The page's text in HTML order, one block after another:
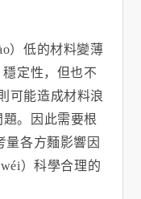
）低的材料變薄
定性，但也不
可能造成材料浪
。因此需要根
量各方麵影響因
）科學合理的